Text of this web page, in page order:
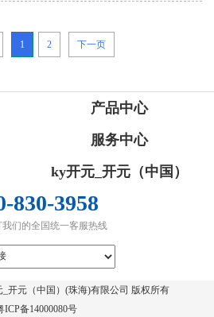
1 2 下一页
产品中心
服务中心
ky开元_开元（中国）
830-3958
我们的全国统一客服热线
_开元（中国）(珠海)有限公司 版权所有
ICP备14000080号